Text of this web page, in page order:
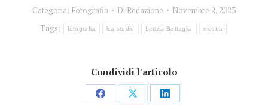
Categoria: Fotografia Di Redazione
Novembre 2, 2023
Tags:
fotografia lca studio Letizia Battaglia mostra
Condividi l'articolo
CondividiCondividiCondividi